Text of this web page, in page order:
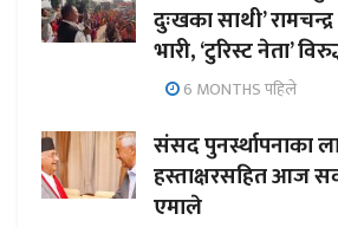
दुःखका साथी’
भारी, ‘टुरिस्ट नेता’
6 MONTHS पहिले
संसद पुनर्स्थापनाका
हस्ताक्षरसहित आज
एमाले